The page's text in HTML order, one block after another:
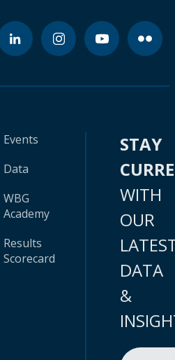
Events
Data
WBG
Academy
Results
Scorecard
STAY
WITH
OUR
DATA
&